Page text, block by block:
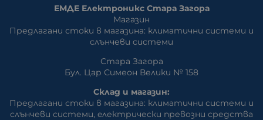
ЕМДЕ Електроникс Стара Загора
Магазин
Предлагани стоки в магазина: климатични системи и
слънчеви системи
Стара Загора
Бул. Цар Симеон Велики № 158
Склад и магазин:
Предлагани стоки в магазина: климатични системи и
слънчеви системи, eлектрически превозни средства